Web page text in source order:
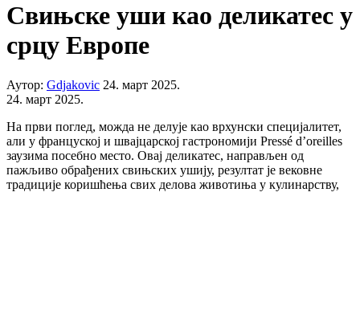
Свињске уши као деликатес у
срцу Европе
Аутор: Gdjakovic 24. март 2025.
24. март 2025.
На први поглед, можда не делује као врхунски специјалитет,
али у француској и швајцарској гастрономији Pressé d’oreilles
заузима посебно место. Овај деликатес, направљен од
пажљиво обрађених свињских ушију, резултат је вековне
традиције коришћења свих делова животиња у кулинарству,